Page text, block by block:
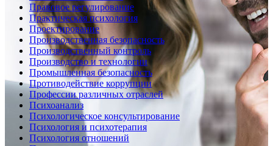
Правовое регулирование
Практическая психология
Проектирование
Производственная безопасность
Производственный контроль
Производство и технологии
Промышленная безопасность
Противодействие коррупции
Профессии различных отраслей
Психоанализ
Психологическое консультирование
Психология и психотерапия
Психология отношений